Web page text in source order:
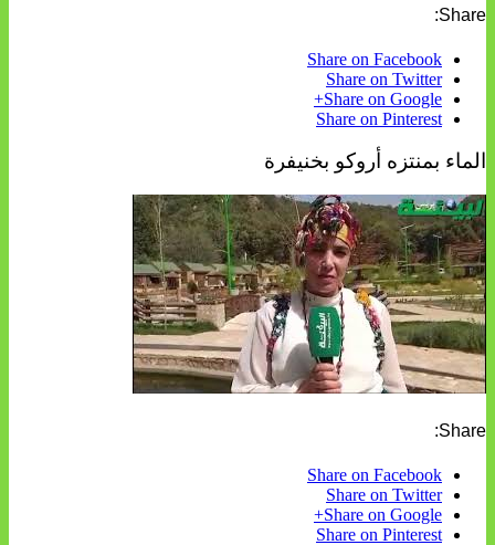
Share:
Share on Facebook
Share on Twitter
Share on Google+
Share on Pinterest
الماء بمنتزه أروكو بخنيفرة
Share:
Share on Facebook
Share on Twitter
Share on Google+
Share on Pinterest